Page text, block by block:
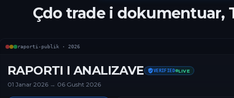
Çdo trade i dokumentuar,
raporti-publik · 2026
RAPORTI I ANALIZAVE VERIFIED LIVE
01 Janar 2026 → 06 Gusht 2026